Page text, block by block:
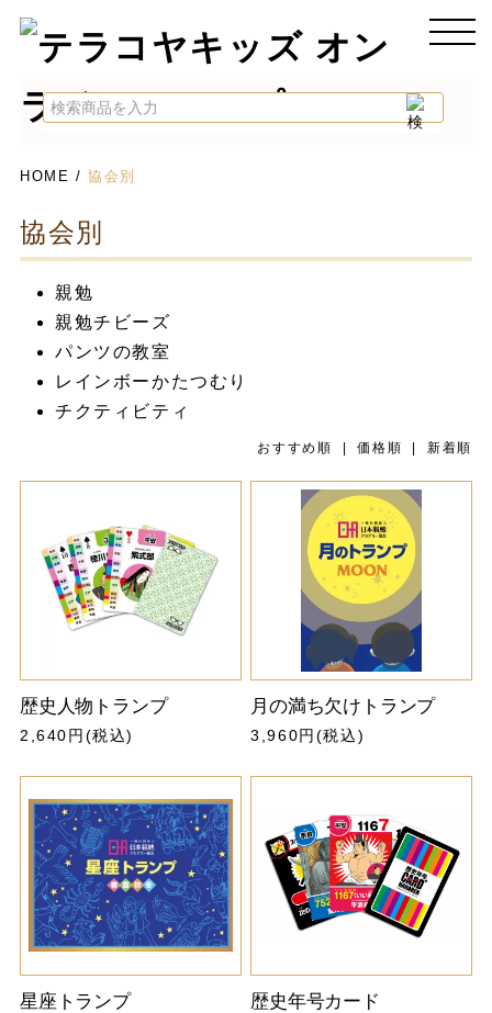
HOME /協会別
協会別
親勉
親勉チビーズ
パンツの教室
レインボーかたつむり
チクティビティ
おすすめ順 |価格順 |新着順
歴史人物トランプ
2,640円(税込)
月の満ち欠けトランプ
3,960円(税込)
星座トランプ 歴史年号カード